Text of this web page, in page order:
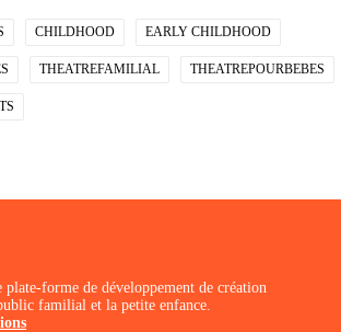
CHILDHOOD EARLY CHILDHOOD
THEATREFAMILIAL THEATREPOURBEBES
plate-forme de développement de création
familial et la petite enfance.